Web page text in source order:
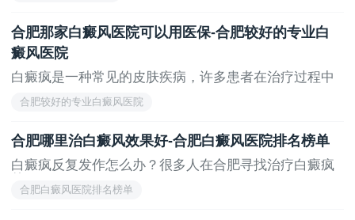
合肥那家白癜风医院可以用医保-合肥较好的专业白
癜风医院
白癜疯是一种常见的皮肤疾病，许多患者在治疗过程中
合肥较好的专业白癜风医院
合肥哪里治白癜风效果好-合肥白癜风医院排名榜单
白癜疯反复发作怎么办？很多人在合肥寻找治疗白癜疯
合肥白癜风医院排名榜单